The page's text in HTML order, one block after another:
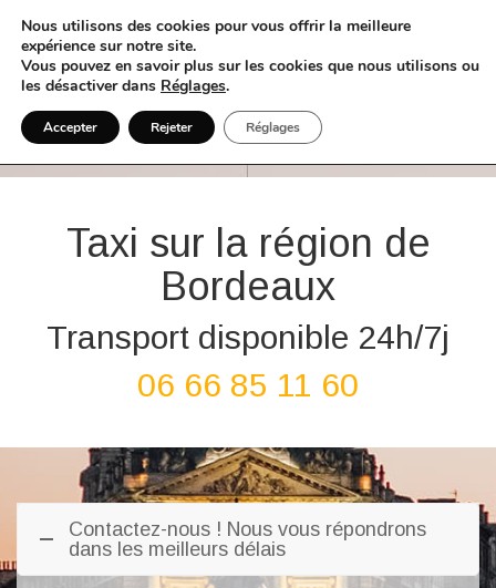
Taxi sur la région de
Bordeaux
Transport disponible 24h/7j
06 66 85 11 60
Contactez-nous ! Nous vous répondrons
dans les meilleurs délais
Nous utilisons des cookies pour vous offrir la meilleure
expérience sur notre site.
Vous pouvez en savoir plus sur les cookies que nous utilisons ou
les désactiver dans Réglages.
Accepter Rejeter Réglages